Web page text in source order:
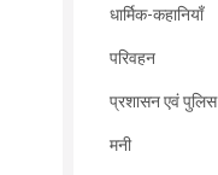
धार्मिक-कहानियाँ
परिवहन
प्रशासन एवं पुलिस
मनी